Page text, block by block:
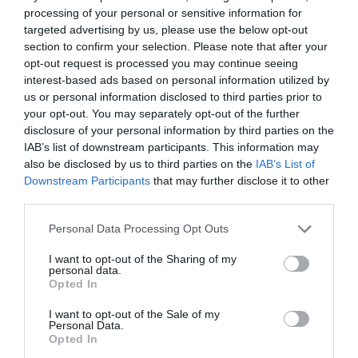
processing of your personal or sensitive information for
targeted advertising by us, please use the below opt-out
section to confirm your selection. Please note that after your
opt-out request is processed you may continue seeing
interest-based ads based on personal information utilized by
us or personal information disclosed to third parties prior to
your opt-out. You may separately opt-out of the further
disclosure of your personal information by third parties on the
IAB’s list of downstream participants. This information may
also be disclosed by us to third parties on the IAB’s List of
Downstream Participants that may further disclose it to other
Please note that this website/app uses one or more Google
not limited to your visit or usage behaviour. You may click to
grant or deny consent to Google and its third-party tags to
use your data for below specified purposes in below Google
consent section.
Personal Data Processing Opt Outs
I want to opt-out of the Sharing of my
personal data.
Opted In
I want to opt-out of the Sale of my
Personal Data.
Opted In
Gaming Police”
ενισχύει την ασφάλεια
των παιδιών στο
διαδίκτυο
31.07.2026
ΑΑΔΕ: Διευκρινίσεις
για τα πρόστιμα σε
παραβάσεις που
αφορούν τους ΦΗΜ
31.07.2026
Σ. Καλαφάτης: «Η
Τεχνητή Νοημοσύνη
δεν είναι απλώς μια
νέα τεχνολογία, είναι
επανάσταση»
για τη χρηματοδότηση
των ελληνικών
επιχειρήσεων στον
χώρο της άμυνας
Η πιο ταξιδιάρικη